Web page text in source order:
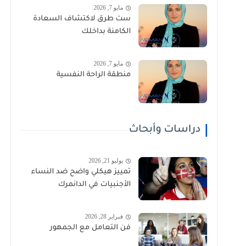
مايو 7, 2026
ست طرق لاكتشاف السعادة
الكامنة بداخلك
مايو 7, 2026
منطقة الراحة النفسية
دراسات وأبحاث
يوليو 21, 2026
تمييز هيكلي واضح ضد النساء
الأجنبيات في الدانمرك
فبراير 28, 2026
فن التعامل مع الجمهور